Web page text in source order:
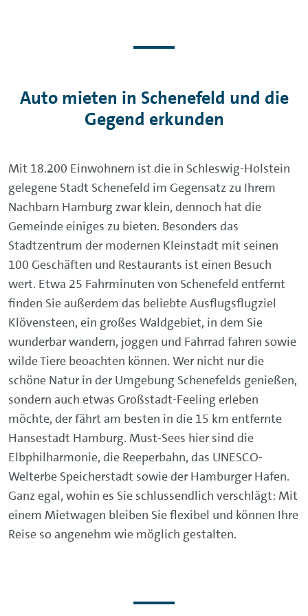
Auto mieten in Schenefeld und die
Gegend erkunden
Mit 18.200 Einwohnern ist die in Schleswig-Holstein
gelegene Stadt Schenefeld im Gegensatz zu Ihrem
Nachbarn Hamburg zwar klein, dennoch hat die
Gemeinde einiges zu bieten. Besonders das
Stadtzentrum der modernen Kleinstadt mit seinen
100 Geschäften und Restaurants ist einen Besuch
wert. Etwa 25 Fahrminuten von Schenefeld entfernt
finden Sie außerdem das beliebte Ausflugsflugziel
Klövensteen, ein großes Waldgebiet, in dem Sie
wunderbar wandern, joggen und Fahrrad fahren sowie
wilde Tiere beoachten können. Wer nicht nur die
schöne Natur in der Umgebung Schenefelds genießen,
sondern auch etwas Großstadt-Feeling erleben
möchte, der fährt am besten in die 15 km entfernte
Hansestadt Hamburg. Must-Sees hier sind die
Elbphilharmonie, die Reeperbahn, das UNESCO-
Welterbe Speicherstadt sowie der Hamburger Hafen.
Ganz egal, wohin es Sie schlussendlich verschlägt: Mit
einem Mietwagen bleiben Sie flexibel und können Ihre
Reise so angenehm wie möglich gestalten.